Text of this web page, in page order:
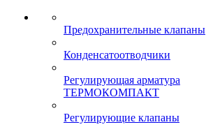
Предохранительные клапаны
Конденсатоотводчики
Регулирующая арматура
ТЕРМОКОМПАКТ
Регулирующие клапаны